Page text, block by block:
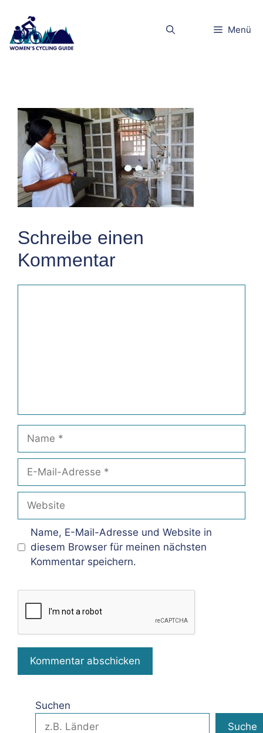
Inhalt
springen
Menü
dscn5244klei
Schreibe einen
Kommentar
Mail-
Adresse
Name, E-Mail-Adresse und Website in
diesem Browser für meinen nächsten
Kommentar speichern.
Suchen
Suche